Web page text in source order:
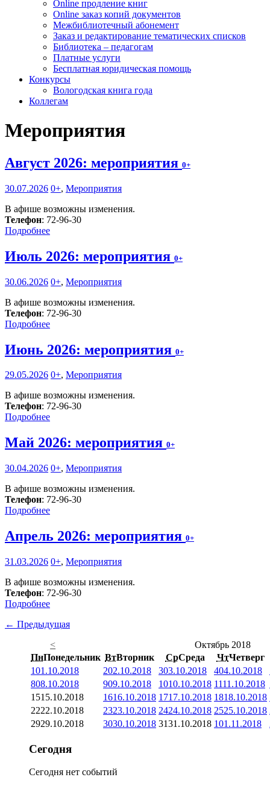
Online продление книг
Online заказ копий документов
Межбиблиотечный абонемент
Заказ и редактирование тематических списков
Библиотека – педагогам
Платные услуги
Бесплатная юридическая помощь
Конкурсы
Вологодская книга года
Коллегам
Мероприятия
Август 2026: мероприятия 0+
30.07.2026 0+, Мероприятия
В афише возможны изменения.
Телефон: 72-96-30
Подробнее
Июль 2026: мероприятия 0+
30.06.2026 0+, Мероприятия
В афише возможны изменения.
Телефон: 72-96-30
Подробнее
Июнь 2026: мероприятия 0+
29.05.2026 0+, Мероприятия
В афише возможны изменения.
Телефон: 72-96-30
Подробнее
Май 2026: мероприятия 0+
30.04.2026 0+, Мероприятия
В афише возможны изменения.
Телефон: 72-96-30
Подробнее
Апрель 2026: мероприятия 0+
31.03.2026 0+, Мероприятия
В афише возможны изменения.
Телефон: 72-96-30
Подробнее
← Предыдущая
<
Октябрь 2018
ПнПонедельник ВтВторник СрСреда ЧтЧетверг
101.10.2018 202.10.2018 303.10.2018 404.10.2018
808.10.2018 909.10.2018 1010.10.2018 1111.10.2018
1515.10.2018 1616.10.2018 1717.10.2018 1818.10.2018
2222.10.2018 2323.10.2018 2424.10.2018 2525.10.2018
2929.10.2018 3030.10.2018 3131.10.2018 101.11.2018
Сегодня
Сегодня нет событий